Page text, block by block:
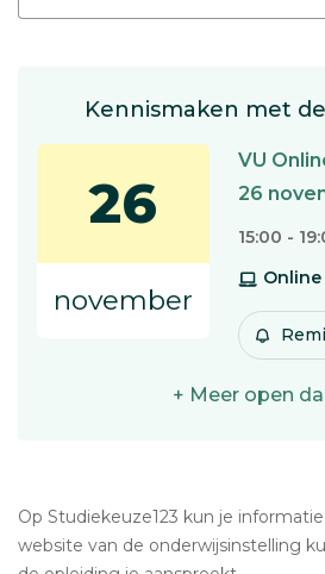
Kennismaken met
26
november
VU
26
15:00 -
Online
+ Meer open
Op Studiekeuze123 kun je
website van de onderwijsinstelling